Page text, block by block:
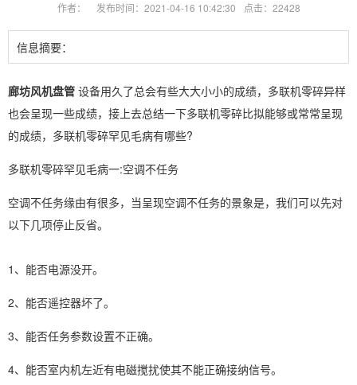
作者： 发布时间：2021-04-16 10:42:30 点击：22428
信息摘要：
廊坊风机盘管 设备用久了总会有些大大小小的成绩，多联机零碎异样
也会呈现一些成绩，接上去总结一下多联机零碎比拟能够或常常呈现
的成绩，多联机零碎罕见毛病有哪些?
多联机零碎罕见毛病一:空调不任务
空调不任务缘由有很多，当呈现空调不任务的景象是，我们可以先对
以下几项停止反省。
1、能否电源没开。
2、能否遥控器坏了。
3、能否任务参数设置不正确。
4、能否室内机左近有电磁搅扰使其不能正确接纳信号。